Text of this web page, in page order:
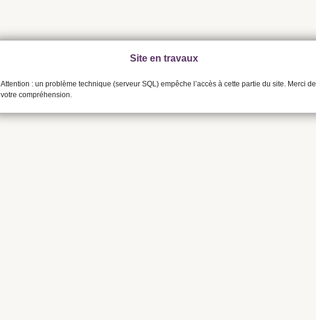
Site en travaux
Attention : un problème technique (serveur SQL) empêche l’accès à cette partie du site. Merci de
votre compréhension.